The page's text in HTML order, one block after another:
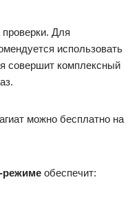
Для
использовать
совершит комплексный
можно бесплатно на
режиме обеспечит: